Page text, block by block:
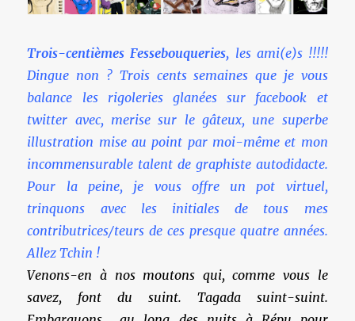
Trois-centièmes Fessebouqueries, les ami(e)s !!!!!
Dingue non ? Trois cents semaines que je vous
balance les rigoleries glanées sur facebook et
twitter avec, merise sur le gâteux, une superbe
illustration mise au point par moi-même et mon
incommensurable talent de graphiste autodidacte.
Pour la peine, je vous offre un pot virtuel,
trinquons avec les initialesde tous mes
contributrices/teursde ces presque quatre années.
Allez Tchin !
Venons-en à nos moutons qui, comme vous le
savez, font du suint. Tagada suint-suint.